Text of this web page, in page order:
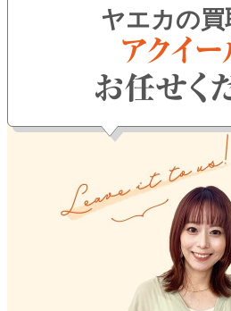
0120-
受付時間9:00〜18:00（年中無
お申し込みフ
ヤエカの買